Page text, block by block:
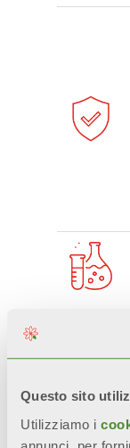
Questo sito
Utilizziamo i